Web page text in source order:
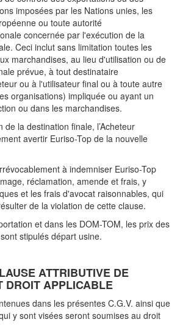
imposées par les Nations unies, les
ou toute autorité
concernée par l'exécution de la
Ceci inclut sans limitation toutes les
marchandises, au lieu d'utilisation ou de
prévue, à tout destinataire
ou à l'utilisateur final ou à toute autre
organisations) impliquée ou ayant un
ou dans les marchandises.
de la destination finale, l’Acheteur
avertir Euriso-Top de la nouvelle
à indemniser Euriso-Top
réclamation, amende et frais, y
et les frais d'avocat raisonnables, qui
de la violation de cette clause.
et dans les DOM-TOM, les prix des
stipulés départ usine.
ATTRIBUTIVE DE
DROIT APPLICABLE
dans les présentes C.G.V. ainsi que
y sont visées seront soumises au droit